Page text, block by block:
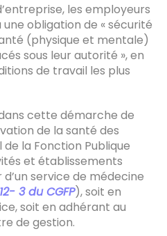
les employeurs
obligation de « sécurité
(physique et mentale)
sous leur autorité », en
de travail les plus
cette démarche de
de la santé des
la Fonction Publique
et établissements
service de médecine
3 du CGFP), soit en
soit en adhérant au
de gestion.